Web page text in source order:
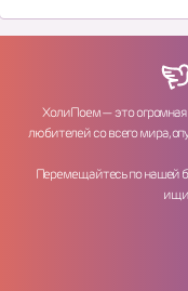
ХолиПоем — это огромная
любителей со всего мира,
Перемещайтесь по нашей